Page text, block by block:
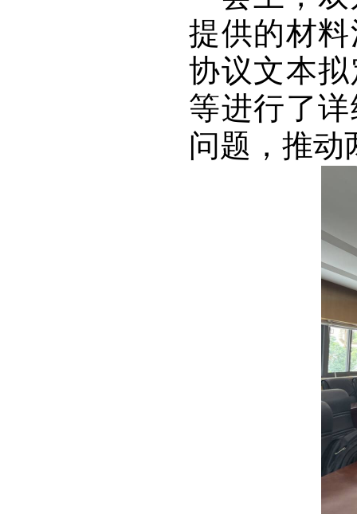
提供的材
协议文本
等进行了
问题，推动